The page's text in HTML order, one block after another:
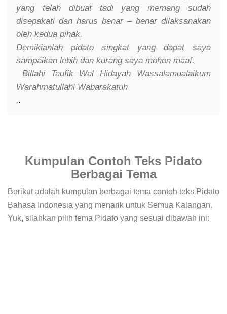
yang telah dibuat tadi yang memang sudah
disepakati dan harus benar – benar dilaksanakan
oleh kedua pihak.
Demikianlah pidato singkat yang dapat saya
sampaikan lebih dan kurang saya mohon maaf.
Billahi Taufik Wal Hidayah Wassalamualaikum
Warahmatullahi Wabarakatuh
..
Kumpulan Contoh Teks Pidato
Berbagai Tema
Berikut adalah kumpulan berbagai tema contoh teks Pidato
Bahasa Indonesia yang menarik untuk Semua Kalangan.
Yuk, silahkan pilih tema Pidato yang sesuai dibawah ini: